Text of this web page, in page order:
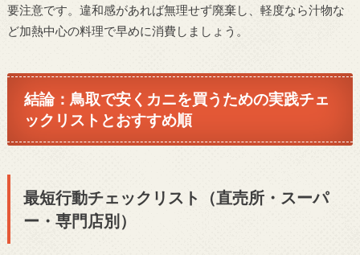
要注意です。違和感があれば無理せず廃棄し、軽度なら汁物な
ど加熱中心の料理で早めに消費しましょう。
結論：鳥取で安くカニを買うための実践チェ
ックリストとおすすめ順
最短行動チェックリスト（直売所・スーパ
ー・専門店別）